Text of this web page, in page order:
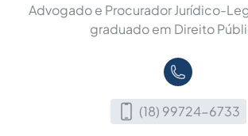
Advogado e Procurador Jurídico-
graduado em Direito
(18) 99724-6733